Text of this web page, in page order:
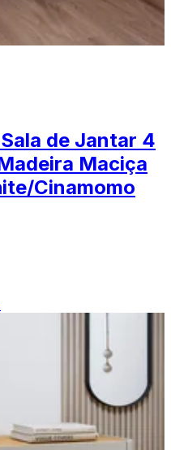
de Jantar 4
Maciça
Cinamomo